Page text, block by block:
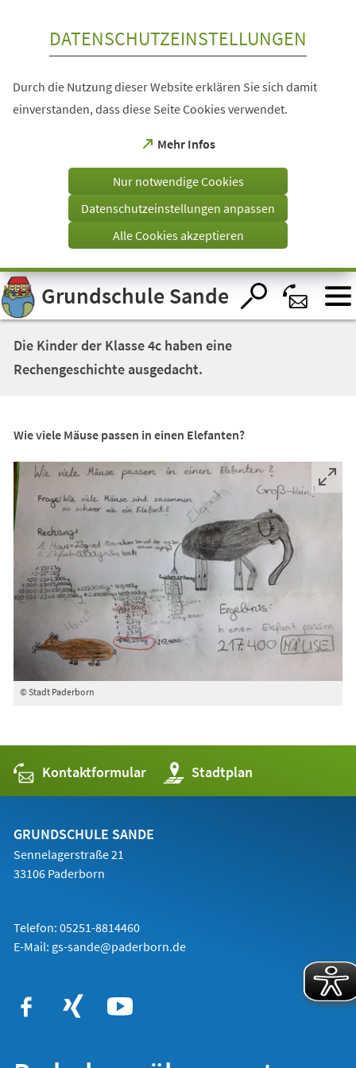
Visuelle
Assistenzsoftware
öffnen.
DATENSCHUTZEINSTELLUNGEN
Durch die Nutzung dieser Website erklären Sie sich damit
einverstanden, dass diese Seite Cookies verwendet.
Mehr Infos
(Öffnet
einem
Tab)
Nur notwendige Cookies
Datenschutzeinstellungen anpassen
Alle Cookies akzeptieren
Grundschule Sande
Die Kinder der Klasse 4c haben eine
Rechengeschichte ausgedacht.
Wie viele Mäuse passen in einen Elefanten?
© Stadt Paderborn
Kontaktformular Stadtplan
(Öffnet
in
einem
GRUNDSCHULE SANDE
Sennelagerstraße 21
33106 Paderborn
Telefon: 05251-8814460
E-Mail: gs-sande@paderborn.de